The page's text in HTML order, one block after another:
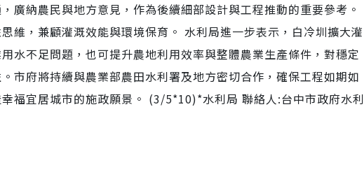
廣納農民與地方意見，作為後續細部設計與工程推動的重要參考。
維，兼顧灌溉效能與環境保育。 水利局進一步表示，白冷圳擴大灌
水不足問題，也可提升農地利用效率與整體農業生產條件，對穩定
市府將持續與農業部農田水利署及地方密切合作，確保工程如期如
福宜居城市的施政願景。 (3/5*10)*水利局 聯絡人:台中市政府水利